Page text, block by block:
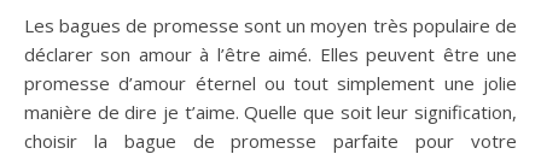
Les bagues de promesse sont un moyen très populaire de
déclarer son amour à l’être aimé. Elles peuvent être une
promesse d’amour éternel ou tout simplement une jolie
manière de dire je t’aime. Quelle que soit leur signification,
choisir la bague de promesse parfaite pour votre